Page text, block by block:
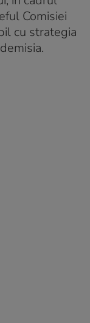
Comisiei
cu strategia